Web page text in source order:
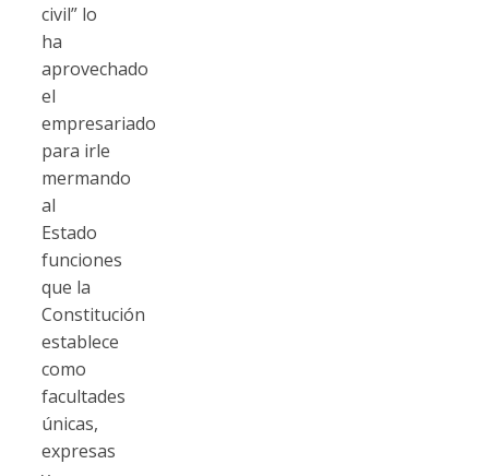
civil” lo
ha
aprovechado
el
empresariado
para irle
mermando
al
Estado
funciones
que la
Constitución
establece
como
facultades
únicas,
expresas